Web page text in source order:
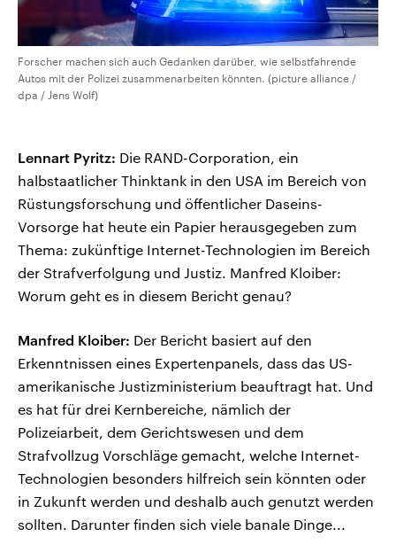
Forscher machen sich auch Gedanken darüber, wie selbstfahrende
Autos mit der Polizei zusammenarbeiten könnten. (picture alliance /
dpa / Jens Wolf)
Lennart Pyritz: Die RAND-Corporation, ein
halbstaatlicher Thinktank in den USA im Bereich von
Rüstungsforschung und öffentlicher Daseins-
Vorsorge hat heute ein Papier herausgegeben zum
Thema: zukünftige Internet-Technologien im Bereich
der Strafverfolgung und Justiz. Manfred Kloiber:
Worum geht es in diesem Bericht genau?
Manfred Kloiber: Der Bericht basiert auf den
Erkenntnissen eines Expertenpanels, dass das US-
amerikanische Justizministerium beauftragt hat. Und
es hat für drei Kernbereiche, nämlich der
Polizeiarbeit, dem Gerichtswesen und dem
Strafvollzug Vorschläge gemacht, welche Internet-
Technologien besonders hilfreich sein könnten oder
in Zukunft werden und deshalb auch genutzt werden
sollten. Darunter finden sich viele banale Dinge...